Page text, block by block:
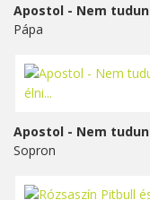
Pápa
Sopron